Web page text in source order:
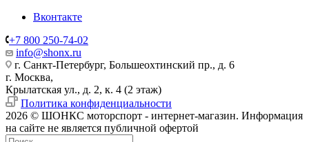
Вконтакте
+7 800 250-74-02
info@shonx.ru
г. Санкт-Петербург, Большеохтинский пр., д. 6
г. Москва,
Крылатская ул., д. 2, к. 4 (2 этаж)
Политика конфиденциальности
2026 © ШОНКС моторспорт - интернет-магазин. Информация
на сайте не является публичной офертой